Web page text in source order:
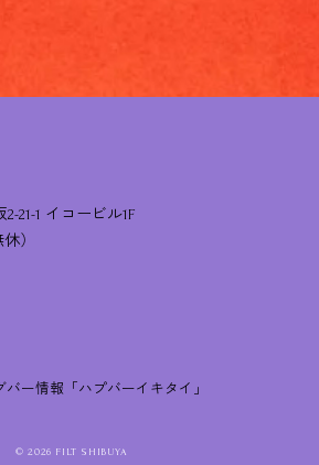
21-1 イコービル1F
）
ー情報「ハプバーイキタイ」
© 2026 FILT SHIBUYA